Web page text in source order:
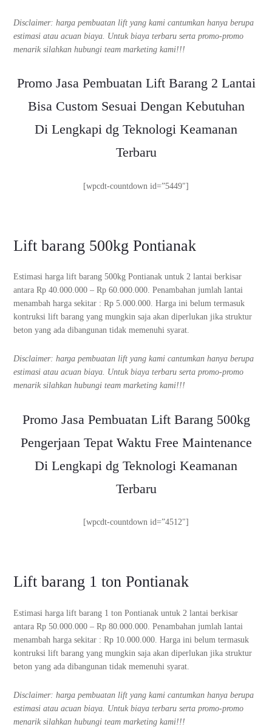
Disclaimer: harga pembuatan lift yang kami cantumkan hanya berupa
estimasi atau acuan biaya. Untuk biaya terbaru serta promo-promo
menarik silahkan hubungi team marketing kami!!!
Promo Jasa Pembuatan Lift Barang 2 Lantai
Bisa Custom Sesuai Dengan Kebutuhan
Di Lengkapi dg Teknologi Keamanan
Terbaru
[wpcdt-countdown id=”5449″]
Lift barang 500kg Pontianak
Estimasi harga lift barang 500kg Pontianak untuk 2 lantai berkisar
antara Rp 40.000.000 – Rp 60.000.000. Penambahan jumlah lantai
menambah harga sekitar : Rp 5.000.000. Harga ini belum termasuk
kontruksi lift barang yang mungkin saja akan diperlukan jika struktur
beton yang ada dibangunan tidak memenuhi syarat.
Disclaimer: harga pembuatan lift yang kami cantumkan hanya berupa
estimasi atau acuan biaya. Untuk biaya terbaru serta promo-promo
menarik silahkan hubungi team marketing kami!!!
Promo Jasa Pembuatan Lift Barang 500kg
Pengerjaan Tepat Waktu Free Maintenance
Di Lengkapi dg Teknologi Keamanan
Terbaru
[wpcdt-countdown id=”4512″]
Lift barang 1 ton Pontianak
Estimasi harga lift barang 1 ton Pontianak untuk 2 lantai berkisar
antara Rp 50.000.000 – Rp 80.000.000. Penambahan jumlah lantai
menambah harga sekitar : Rp 10.000.000. Harga ini belum termasuk
kontruksi lift barang yang mungkin saja akan diperlukan jika struktur
beton yang ada dibangunan tidak memenuhi syarat.
Disclaimer: harga pembuatan lift yang kami cantumkan hanya berupa
estimasi atau acuan biaya. Untuk biaya terbaru serta promo-promo
menarik silahkan hubungi team marketing kami!!!